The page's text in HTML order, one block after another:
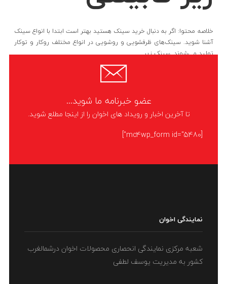
خلاصه محتوا: اگر به دنبال خرید سینک هستید بهتر است ابتدا با انواع سینک
آشنا شوید. سینک‌های ظرفشویی و روشویی در انواع مختلف روکار و توکار
تولید می‌شوند. سینک زیر
عضو خبرنامه ما شوید...
تا آخرین اخبار و رویداد های اخوان را از اینجا مطلع شوید.
[mc4wp_form id="5480"]
نمایندگی اخوان
شعبه مرکزی نمایندگی انحصاری محصولات اخوان درشمالغرب
کشور به مدیریت یوسف لطفی